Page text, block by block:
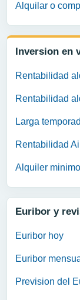
Alquilar o
Inversion en
Rentabilidad
Rentabilidad
Larga
Rentabilidad
Alquiler
Euribor y
Euribor hoy
Euribor
Prevision del